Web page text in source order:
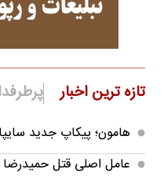
تازه ترین اخبار
هامون؛ پیکاپ جدید سایپا
عامل اصلی قتل